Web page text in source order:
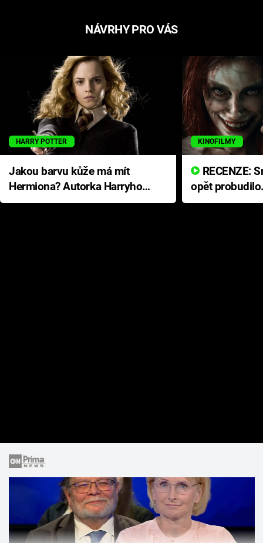
NÁVRHY PRO VÁS
HARRY POTTER
Jakou barvu kůže má mít
Hermiona? Autorka Harryho
Pottera přišla s ráznou
KINOFILMY
opět
přichází s